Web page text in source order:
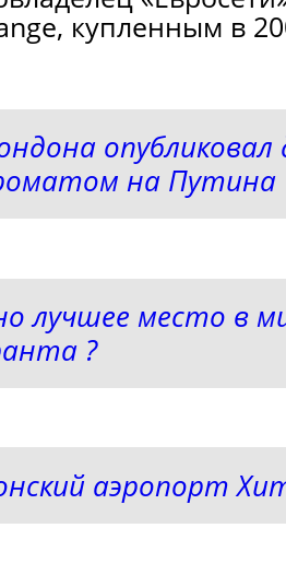
купленным в
опубликовал
на Путина
лучшее место в
?
аэропорт